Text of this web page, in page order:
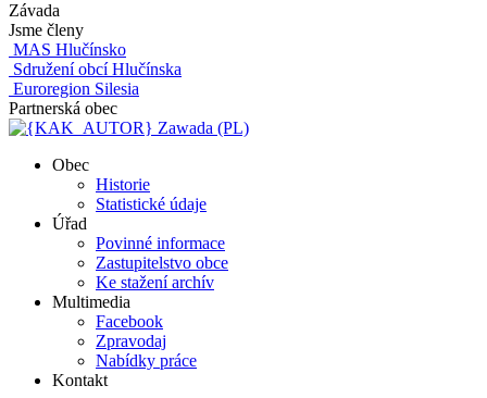
Závada
Jsme členy
MAS Hlučínsko
Sdružení obcí Hlučínska
Euroregion Silesia
Partnerská obec
Zawada (PL)
Obec
Historie
Statistické údaje
Úřad
Povinné informace
Zastupitelstvo obce
Ke stažení archív
Multimedia
Facebook
Zpravodaj
Nabídky práce
Kontakt